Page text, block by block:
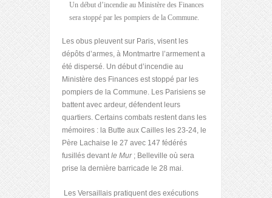
Un début d’incendie au Ministère des Finances
sera stoppé par les pompiers de la Commune.
Les obus pleuvent sur Paris, visent les
dépôts d’armes, à Montmartre l’armement a
été dispersé. Un début d’incendie au
Ministère des Finances est stoppé par les
pompiers de la Commune. Les Parisiens se
battent avec ardeur, défendent leurs
quartiers. Certains combats restent dans les
mémoires : la Butte aux Cailles les 23-24, le
Père Lachaise le 27 avec 147 fédérés
fusillés devantle Mur; Belleville où sera
prise la dernière barricade le 28 mai.
Les Versaillais pratiquent des exécutions